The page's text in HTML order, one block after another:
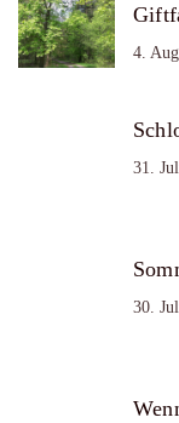
4.
31.
30.